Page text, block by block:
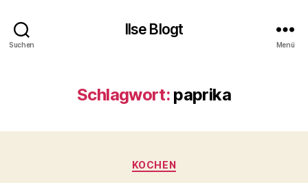
Suchen
Ilse Blogt
Menü
Schlagwort: paprika
Kategorien
KOCHEN